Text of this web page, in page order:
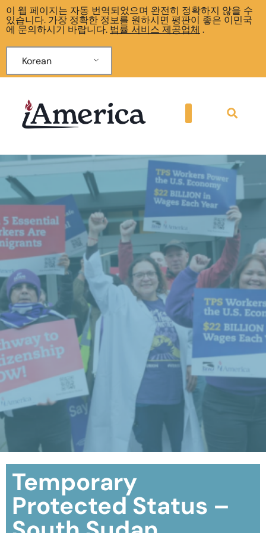
이 웹 페이지는 자동 번역되었으며 완전히 정확하지 않을 수
있습니다. 가장 정확한 정보를 원하시면 평판이 좋은 이민국
에 문의하시기 바랍니다. 법률 서비스 제공업체 .
Korean
Temporary
Protected Status –